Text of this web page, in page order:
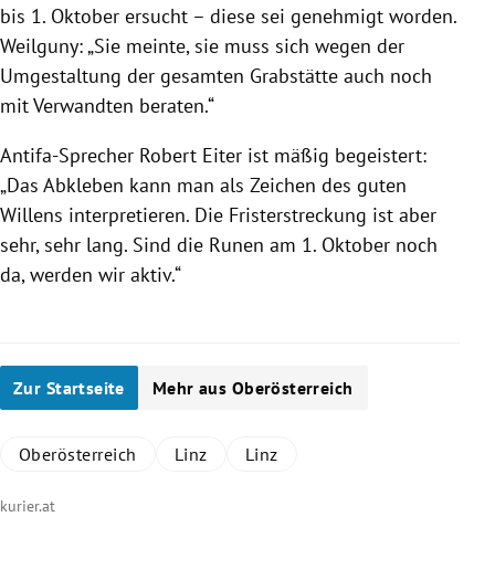
bis 1. Oktober ersucht – diese sei genehmigt worden.
Weilguny: „Sie meinte, sie muss sich wegen der
Umgestaltung der gesamten Grabstätte auch noch
mit Verwandten beraten.“
Antifa-Sprecher Robert Eiter ist mäßig begeistert:
„Das Abkleben kann man als Zeichen des guten
Willens interpretieren. Die Fristerstreckung ist aber
sehr, sehr lang. Sind die Runen am 1. Oktober noch
da, werden wir aktiv.“
Zur Startseite Mehr aus Oberösterreich
Oberösterreich Linz Linz
kurier.at